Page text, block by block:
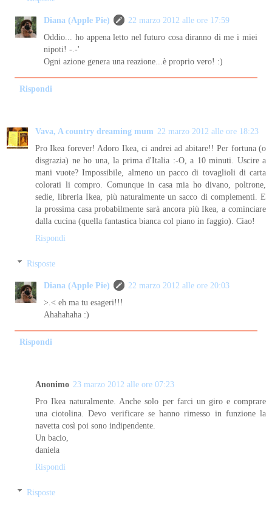
Diana (Apple Pie)
22 marzo 2012 alle ore 17:59
Oddio... ho appena letto nel futuro cosa diranno di me i miei
nipoti! -.-'
Ogni azione genera una reazione...è proprio vero! :)
Rispondi
Vava, A country dreaming mum 22 marzo 2012 alle ore 18:23
Pro Ikea forever! Adoro Ikea, ci andrei ad abitare!! Per fortuna (o
disgrazia) ne ho una, la prima d'Italia :-O, a 10 minuti. Uscire a
mani vuote? Impossibile, almeno un pacco di tovaglioli di carta
colorati li compro. Comunque in casa mia ho divano, poltrone,
sedie, libreria Ikea, più naturalmente un sacco di complementi. E
la prossima casa probabilmente sarà ancora più Ikea, a cominciare
dalla cucina (quella fantastica bianca col piano in faggio). Ciao!
Rispondi
Risposte
Diana (Apple Pie)
22 marzo 2012 alle ore 20:03
>.< eh ma tu esageri!!!
Ahahahaha :)
Rispondi
Anonimo 23 marzo 2012 alle ore 07:23
Pro Ikea naturalmente. Anche solo per farci un giro e comprare
una ciotolina. Devo verificare se hanno rimesso in funzione la
navetta così poi sono indipendente.
Un bacio,
daniela
Rispondi
Risposte